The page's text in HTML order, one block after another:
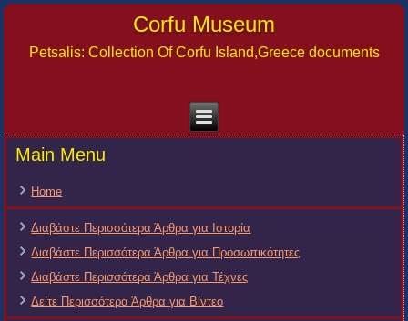
Corfu Museum
Petsalis: Collection Of Corfu Island,Greece documents
Main Menu
Home
Διαβάστε Περισσότερα Άρθρα για Ιστορία
Διαβάστε Περισσότερα Άρθρα για Προσωπικότητες
Διαβάστε Περισσότερα Άρθρα για Τέχνες
Δείτε Περισσότερα Άρθρα για Βίντεο